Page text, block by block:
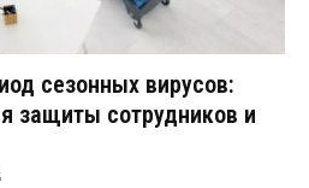
сезонных вирусов:
защиты сотрудников и